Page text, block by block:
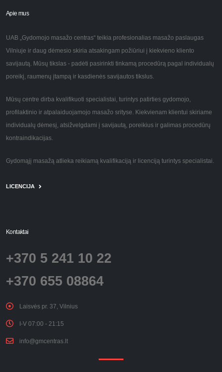
Apie mus
UAB „Gydomojo masažo centras“ teikia profesionalias masažo paslaugas
Vilniuje ir daug dėmesio skiria atsakingam požiūriui į kiekvieno kliento
savijautą. Mūsų tikslas - padėti pasirinkti tinkamą procedūrą pagal individualų
poreikį, raumenų įtampą ir kasdienės savijautos tikslus.
Mūsų centre dirba kvalifikuoti specialistai, turintys patirties gydomojo,
profilaktinio ir atpalaiduojamojo masažo srityse. Kiekvienam klientui skiriame
individualų dėmesį, atsižvelgdami į savijautą, poreikius ir galimas procedūrų
kontraindikacijas.
Gydomąjį masažą atlieka reikiamą kvalifikaciją ir licenciją turintys specialistai.
LICENCIJA
Kontaktai
+370 5 241 10 22
+370 655 08864
Laisvės pr. 37, Vilnius
I-V 07:00 - 21:15
info@gmcentras.lt